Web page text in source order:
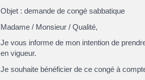
Objet : demande de congé sabbatique
Madame / Monsieur / Qualité,
Je vous informe de mon intention de
en vigueur.
Je souhaite bénéficier de ce congé à